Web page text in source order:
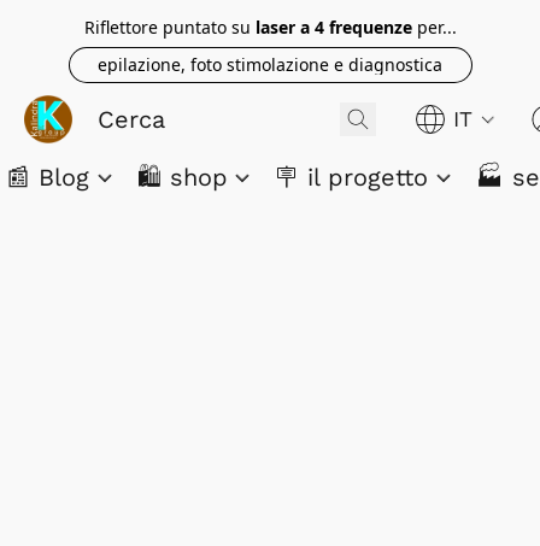
Riflettore puntato su laser a 4 frequenzeper...
epilazione, foto stimolazione e diagnostica
IT
📰 Blog 🛍️ shop 🪧 il progetto 🏭